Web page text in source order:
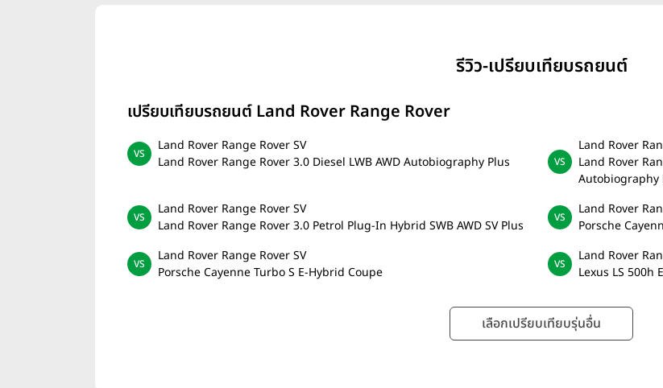
รีวิว-เปรียบเทียบรถยนต์
เปรียบเทียบรถยนต์ Land Rover Range Rover
Land Rover Range Rover SV
Land Rover Range Rover 3.0 Diesel LWB AWD Autobiography Plus
Land Rover
Land Rover
Autobiography
Land Rover Range Rover SV
Land Rover Range Rover 3.0 Petrol Plug-In Hybrid SWB AWD SV Plus
Land Rover
Porsche
Land Rover Range Rover SV
Porsche Cayenne Turbo S E-Hybrid Coupe
Land Rover
Lexus LS 500h
เลือกเปรียบเทียบรุ่นอื่น